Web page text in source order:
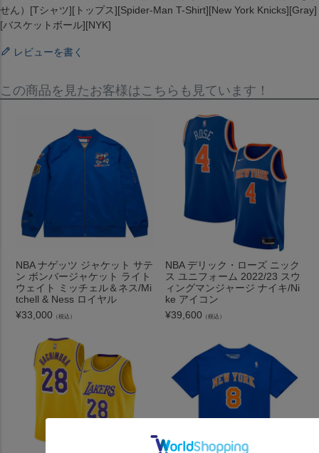
せん）[Tシャツ][トップス][Spider-Man T-Shirt][New York Knicks][Gray]
[バスケットボール][NYK]
レビューを書く
この商品を見たお客様はこちらも見ています！
NBA ナゲッツ ジャケット サテ
ン ボンバージャケット ライト
ウェイト ミッチェル＆ネス/Mi
tchell & Ness ロイヤル
¥33,000 （税込）
NBA デリック・ローズ ニック
ス ユニフォーム 2022/23 スウ
ィングマンジャージ ナイキ/Ni
ke アイコン
¥39,600 （税込）